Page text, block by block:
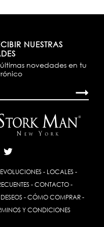
NUESTRAS
novedades en tu
- LOCALES -
- CONTACTO-
- CÓMO COMPRAR-
Y CONDICIONES